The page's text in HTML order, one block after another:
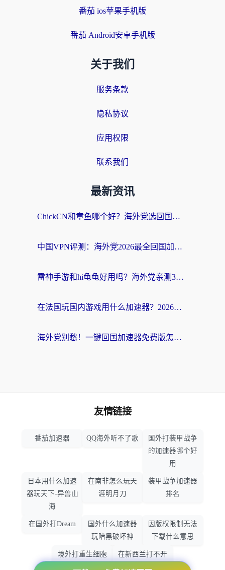
番茄 ios苹果手机版
番茄 Android安卓手机版
关于我们
服务条款
隐私协议
应用权限
联系我们
最新资讯
ChickCN和章鱼哪个好？海外党选回国加速器的3个关键维度 + 实用避坑指南
中国VPN评测：海外党2026最全回国加速器选择指南，告别地区限制不踩坑
雷神手游和hi龟龟好用吗？海外党亲测3款回国加速器，教你选对国外到国内加速器
在法国玩国内游戏用什么加速器？2026实测解决延迟卡顿的实用指南
海外党别愁！一键回国加速器免费版怎么选？从踩坑到流畅访问的全攻略
友情链接
番茄加速器 QQ海外听不了歌
国外打装甲战争
的加速器哪个好
用
日本用什么加速
器玩天下-异兽山
海
在南非怎么玩天
涯明月刀
装甲战争加速器
排名
在国外打Dream
国外什么加速器
玩暗黑破坏神
因版权限制无法
下载什么意思
境外打重生细胞
加速器哪个好
在新西兰打不开
大智慧怎么办